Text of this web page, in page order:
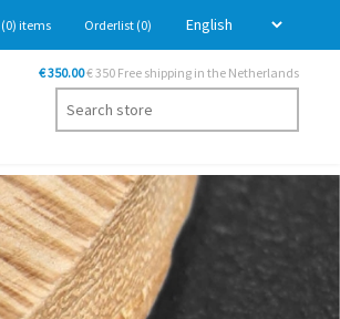
(0) items Orderlist (0)
€ 350.00€ 350 Free shipping in the Netherlands